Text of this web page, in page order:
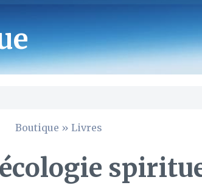
Boutique » Livres